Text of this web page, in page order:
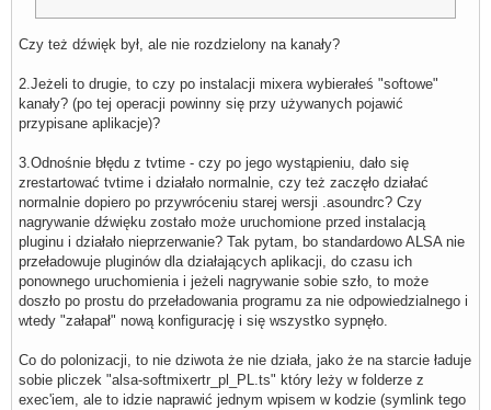
Czy też dźwięk był, ale nie rozdzielony na kanały?
2.Jeżeli to drugie, to czy po instalacji mixera wybierałeś "softowe"
kanały? (po tej operacji powinny się przy używanych pojawić
przypisane aplikacje)?
3.Odnośnie błędu z tvtime - czy po jego wystąpieniu, dało się
zrestartować tvtime i działało normalnie, czy też zaczęło działać
normalnie dopiero po przywróceniu starej wersji .asoundrc? Czy
nagrywanie dźwięku zostało może uruchomione przed instalacją
pluginu i działało nieprzerwanie? Tak pytam, bo standardowo ALSA nie
przeładowuje pluginów dla działających aplikacji, do czasu ich
ponownego uruchomienia i jeżeli nagrywanie sobie szło, to może
doszło po prostu do przeładowania programu za nie odpowiedzialnego i
wtedy "załapał" nową konfigurację i się wszystko sypnęło.
Co do polonizacji, to nie dziwota że nie działa, jako że na starcie ładuje
sobie pliczek "alsa-softmixertr_pl_PL.ts" który leży w folderze z
exec'iem, ale to idzie naprawić jednym wpisem w kodzie (symlink tego